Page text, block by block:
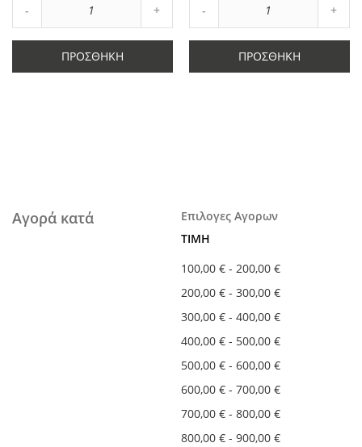
Μείωση
ποσότητας
Αύξηση
ποσότητας
κατά
ΠΡΟΣΘΉΚΗ
Μείωση
ποσότητας
κατά
ΠΡΟΣΘΉΚΗ
Αγορά κατά
Επιλογες Αγορων
ΤΙΜΉ
100,00 € - 200,00 €
200,00 € - 300,00 €
300,00 € - 400,00 €
400,00 € - 500,00 €
500,00 € - 600,00 €
600,00 € - 700,00 €
700,00 € - 800,00 €
800,00 € - 900,00 €